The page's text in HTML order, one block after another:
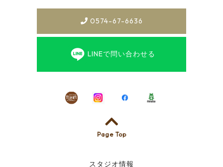
0574-67-6636
LINEで問い合わせる
Page Top
スタジオ情報